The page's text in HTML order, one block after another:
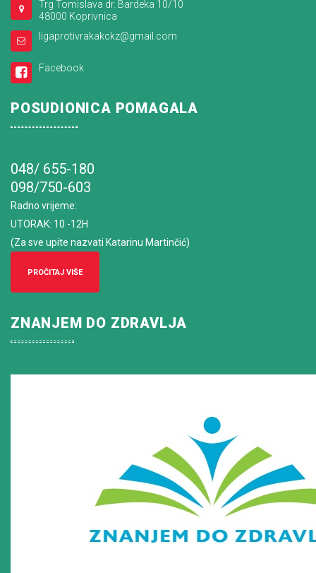
Trg Tomislava dr. Bardeka 10/10
48000 Koprivnica
ligaprotivrakakckz@gmail.com
Facebook
POSUDIONICA POMAGALA
048/ 655-180
098/750-603
Radno vrijeme:
UTORAK: 10 -12H
(Za sve upite nazvati Katarinu Martinčić)
PROČITAJ VIŠE
ZNANJEM DO ZDRAVLJA